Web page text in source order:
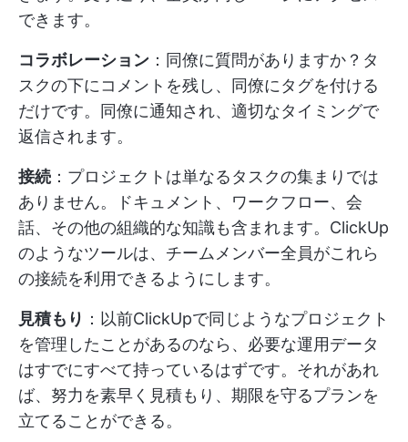
できます。
コラボレーション ：同僚に質問がありますか？タ
スクの下にコメントを残し、同僚にタグを付ける
だけです。同僚に通知され、適切なタイミングで
返信されます。
接続 ：プロジェクトは単なるタスクの集まりでは
ありません。ドキュメント、ワークフロー、会
話、その他の組織的な知識も含まれます。ClickUp
のようなツールは、チームメンバー全員がこれら
の接続を利用できるようにします。
見積もり ：以前ClickUpで同じようなプロジェクト
を管理したことがあるのなら、必要な運用データ
はすでにすべて持っているはずです。それがあれ
ば、努力を素早く見積もり、期限を守るプランを
立てることができる。